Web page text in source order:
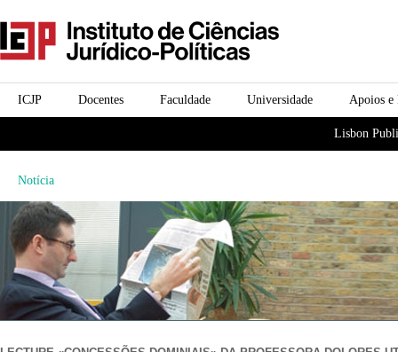
principal
icjp
menu-institucional Apoios e
Universidade
Faculdade
Docentes
ICJP
Lisbon
Notícia